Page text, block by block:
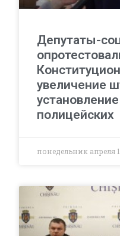
Депутаты-
увеличение
полицейских
понедельник апреля